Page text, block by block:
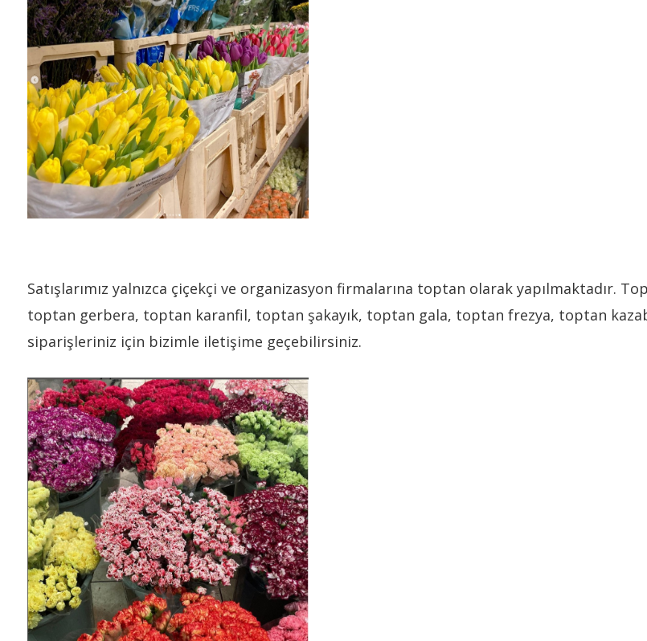
Satışlarımız yalnızca çiçekçi ve organizasyon firmalarına toptan olarak
toptan gerbera, toptan karanfil, toptan şakayık, toptan gala, toptan frezya, toptan
siparişleriniz için bizimle iletişime geçebilirsiniz.